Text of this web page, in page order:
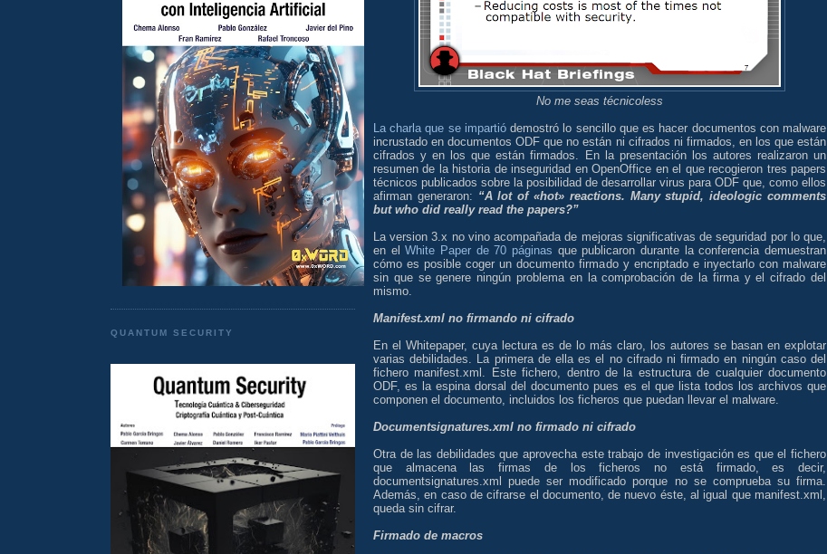
QUANTUM SECURITY
No me seas técnicoless
La charla que se impartiódemostró lo sencillo que es hacer documentos con malware
incrustado en documentos ODF que no están ni cifrados ni firmados, en los que están
cifrados y en los que están firmados. En la presentación los autores realizaron un
resumen de la historia de inseguridad en OpenOffice en el que recogieron tres papers
técnicos publicados sobre la posibilidad de desarrollar virus para ODF que, como ellos
afirman generaron: “A lot of «hot» reactions. Many stupid, ideologic comments
but who did really read the papers?”
La version 3.x no vino acompañada de mejoras significativas de seguridad por lo que,
en elWhite Paper de 70 páginas que publicaron durante la conferencia demuestran
cómo es posible coger un documento firmado y encriptado e inyectarlo con malware
sin que se genere ningún problema en la comprobación de la firma y el cifrado del
mismo.
Manifest.xml no firmando ni cifrado
En el Whitepaper, cuya lectura es de lo más claro, los autores se basan en explotar
varias debilidades. La primera de ella es el no cifrado ni firmado en ningún caso del
fichero manifest.xml. Este fichero, dentro de la estructura de cualquier documento
ODF, es la espina dorsal del documento pues es el que lista todos los archivos que
componen el documento, incluidos los ficheros que puedan llevar el malware.
Documentsignatures.xml no firmado ni cifrado
Otra de las debilidades que aprovecha este trabajo de investigación es que el fichero
que almacena las firmas de los ficheros no está firmado, es decir,
documentsignatures.xml puede ser modificado porque no se comprueba su firma.
Además, en caso de cifrarse el documento, de nuevo éste, al igual que manifest.xml,
queda sin cifrar.
Firmado de macros